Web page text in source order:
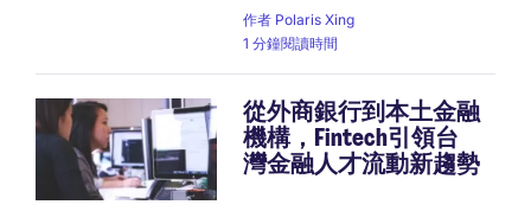
作者 Polaris Xing
1 分鐘閱讀時間
從外商銀行到本土金融
機構，Fintech引領台
灣金融人才流動新趨勢